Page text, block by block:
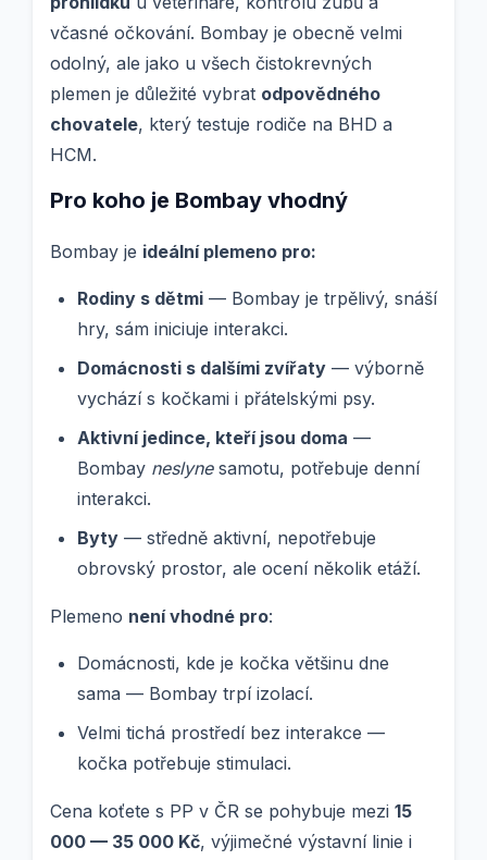
včasné očkování. Bombay je obecně velmi
odolný, ale jako u všech čistokrevných
plemen je důležité vybrat odpovědného
chovatele, který testuje rodiče na BHD a
HCM.
Pro koho je Bombay vhodný
Bombay je ideální plemeno pro:
Rodiny s dětmi — Bombay je trpělivý, snáší
hry, sám iniciuje interakci.
Domácnosti s dalšími zvířaty — výborně
vychází s kočkami i přátelskými psy.
Aktivní jedince, kteří jsou doma —
Bombay neslynesamotu, potřebuje denní
interakci.
Byty — středně aktivní, nepotřebuje
obrovský prostor, ale ocení několik etáží.
Plemeno není vhodné pro:
Domácnosti, kde je kočka většinu dne
sama — Bombay trpí izolací.
Velmi tichá prostředí bez interakce —
kočka potřebuje stimulaci.
Cena koťete s PP v ČR se pohybuje mezi 15
000 — 35 000 Kč, výjimečné výstavní linie i